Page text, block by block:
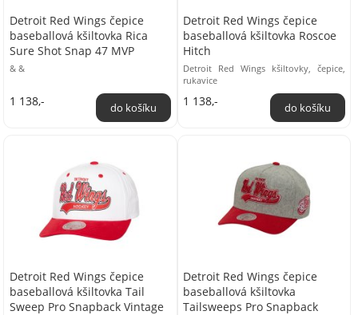
Detroit Red Wings čepice
baseballová kšiltovka Rica
Sure Shot Snap 47 MVP
& &
1 138,-
Detroit Red Wings čepice
baseballová kšiltovka Roscoe
Hitch
Detroit Red Wings kšiltovky, čepice,
rukavice
1 138,-
Detroit Red Wings čepice
baseballová kšiltovka Tail
Sweep Pro Snapback Vintage
Detroit Red Wings čepice
baseballová kšiltovka
Tailsweeps Pro Snapback